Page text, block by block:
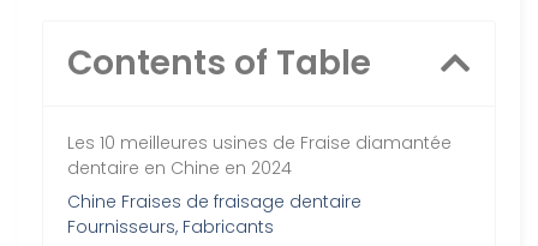
Contents of Table
Les 10 meilleures usines de Fraise diamantée
dentaire en Chine en 2024
Chine Fraises de fraisage dentaire
Fournisseurs, Fabricants